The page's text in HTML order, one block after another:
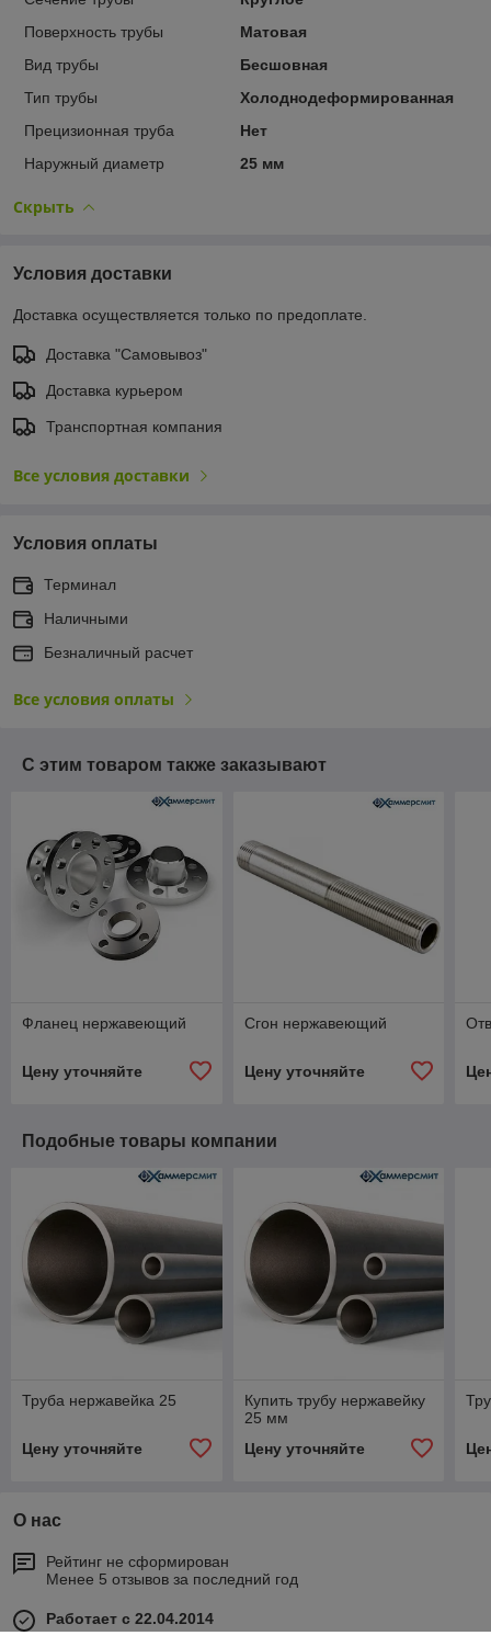
Поверхность трубы
Матовая
Вид трубы
Бесшовная
Тип трубы
Холоднодеформированная
Прецизионная труба
Нет
Наружный диаметр
25 мм
Скрыть
Условия доставки
Доставка осуществляется только по предоплате.
Доставка "Самовывоз"
Доставка курьером
Транспортная компания
Все условия доставки
Условия оплаты
Терминал
Наличными
Безналичный расчет
Все условия оплаты
С этим товаром также заказывают
Фланец нержавеющий
Цену уточняйте
Сгон нержавеющий
Цену уточняйте
Подобные товары компании
Труба нержавейка 25
Цену уточняйте
Купить трубу нержавейку
25 мм
Цену уточняйте
О нас
Рейтинг не сформирован
Менее 5 отзывов за последний год
Работает с 22.04.2014